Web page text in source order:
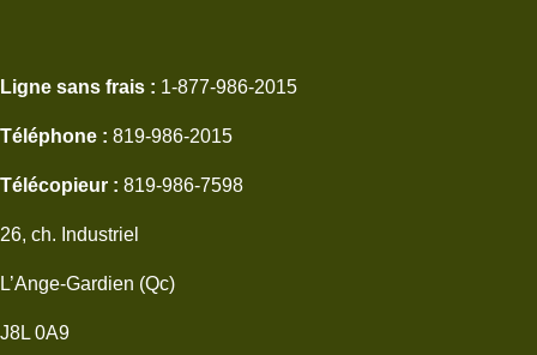
Résidentiel
Commercial
Ligne sans frais : 1-877-986-2015
Téléphone : 819-986-2015
Télécopieur : 819-986-7598
26, ch. Industriel
L’Ange-Gardien (Qc)
J8L 0A9